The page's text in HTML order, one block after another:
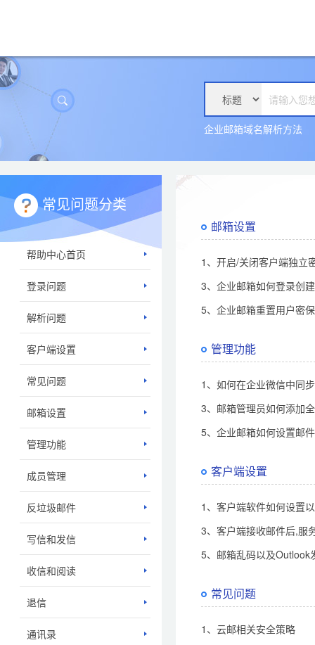
企业邮箱域名解析方法
常见问题分类
帮助中心首页
登录问题
解析问题
客户端设置
常见问题
邮箱设置
管理功能
成员管理
反垃圾邮件
写信和发信
收信和阅读
退信
通讯录
邮箱设置
1、开启/关闭客户端独立
3、企业邮箱如何登录创
5、企业邮箱重置用户密
管理功能
1、如何在企业微信中同
3、邮箱管理员如何添加
5、企业邮箱如何设置邮
客户端设置
1、客户端软件如何设置
3、客户端接收邮件后,服
5、邮箱乱码以及Outlook
常见问题
1、云邮相关安全策略